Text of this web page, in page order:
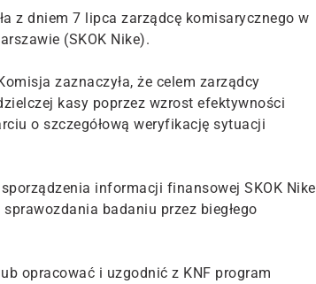
z dniem 7 lipca zarządcę komisarycznego w
(SKOK Nike).
zaznaczyła, że celem zarządcy
kasy poprzez wzrost efektywności
o szczegółową weryfikację sytuacji
informacji finansowej SKOK Nike
badaniu przez biegłego
opracować i uzgodnić z KNF program